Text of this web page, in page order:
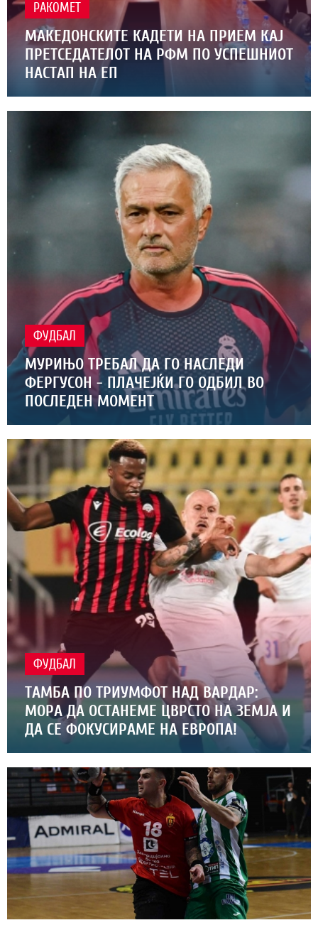
РАКОМЕТ
МАКЕДОНСКИТЕ КАДЕТИ НА ПРИЕМ КАЈ
ПРЕТСЕДАТЕЛОТ НА РФМ ПО УСПЕШНИОТ
НАСТАП НА ЕП
ФУДБАЛ
МУРИЊО ТРЕБАЛ ДА ГО НАСЛЕДИ
ФЕРГУСОН - ПЛАЧЕЈЌИ ГО ОДБИЛ ВО
ПОСЛЕДЕН МОМЕНТ
ФУДБАЛ
ТАМБА ПО ТРИУМФОТ НАД ВАРДАР:
МОРА ДА ОСТАНЕМЕ ЦВРСТО НА ЗЕМЈА И
ДА СЕ ФОКУСИРАМЕ НА ЕВРОПА!